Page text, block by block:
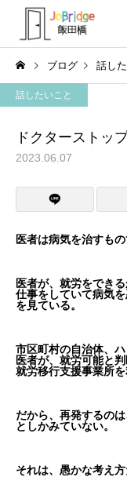
働き続けるた
ブログ 話し
話したいこと
ドクターストップ
2023.06.07
医者は病気を治すもの
医者が、就労をでき
仕事をしていて病気
を見ている。
市区町村の自治体、ハ
医者が、就労可能と判
就労移行支援事業所を
だから、再発するの
としかみていない。
それは、愚かな考え方